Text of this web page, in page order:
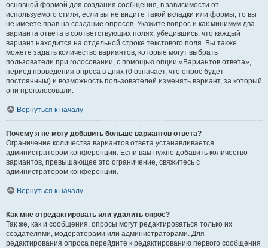
основной формой для создания сообщения, в зависимости от
используемого стиля; если вы не видите такой вкладки или формы, то вы
не имеете прав на создание опросов. Укажите вопрос и как минимум два
варианта ответа в соответствующих полях, убедившись, что каждый
вариант находится на отдельной строке текстового поля. Вы также
можете задать количество вариантов, которые могут выбрать
пользователи при голосовании, с помощью опции «Вариантов ответа»,
период проведения опроса в днях (0 означает, что опрос будет
постоянным) и возможность пользователей изменять вариант, за который
они проголосовали.
Вернуться к началу
Почему я не могу добавить больше вариантов ответа?
Ограничение количества вариантов ответа устанавливается
администратором конференции. Если вам нужно добавить количество
вариантов, превышающее это ограничение, свяжитесь с
администратором конференции.
Вернуться к началу
Как мне отредактировать или удалить опрос?
Так же, как и сообщения, опросы могут редактироваться только их
создателями, модераторами или администраторами. Для
редактирования опроса перейдите к редактированию первого сообщения